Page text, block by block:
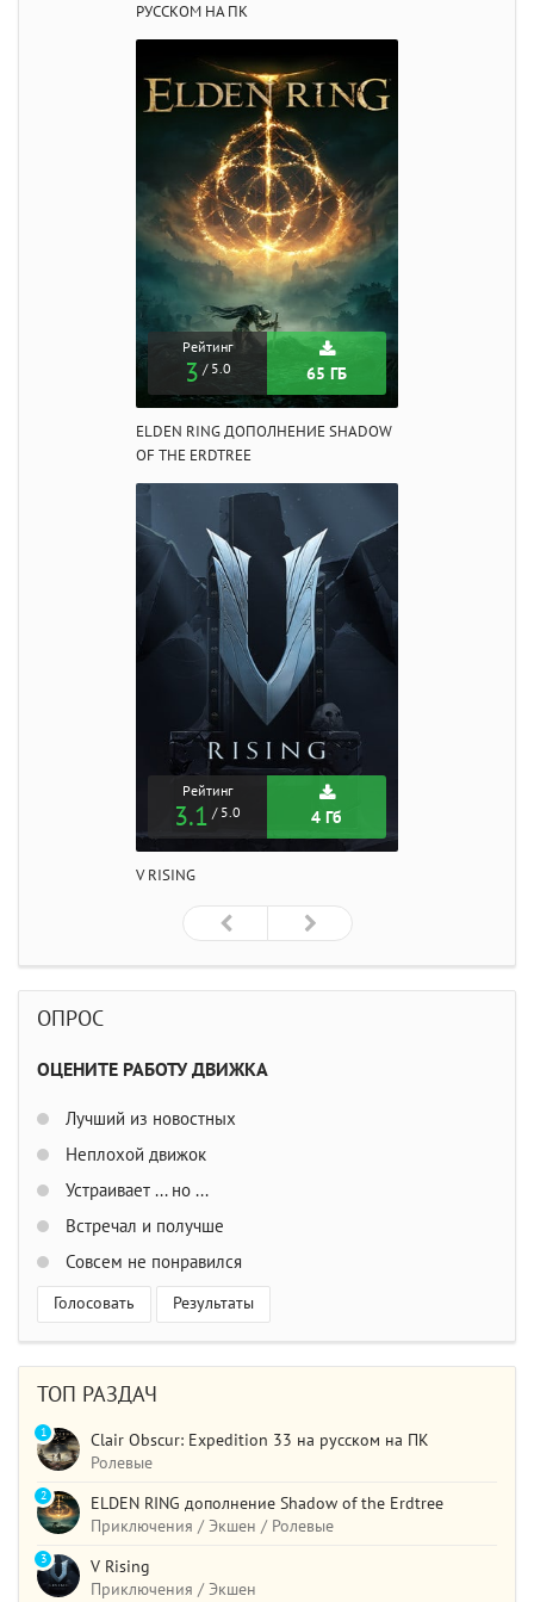
РУССКОМ НА ПК
Рейтинг
3 / 5.0 65 ГБ
ELDEN RING ДОПОЛНЕНИЕ SHADOW
OF THE ERDTREE
Рейтинг
3.1 / 5.0 4 Гб
V RISING
ОПРОС
ОЦЕНИТЕ РАБОТУ ДВИЖКА
Лучший из новостных
Неплохой движок
Устраивает ... но ...
Встречал и получше
Совсем не понравился
Голосовать Результаты
ТОП РАЗДАЧ
Clair Obscur: Expedition 33 на русском на ПК
Ролевые
1
ELDEN RING дополнение Shadow of the Erdtree
Приключения / Экшен / Ролевые
2
V Rising
Приключения / Экшен
3